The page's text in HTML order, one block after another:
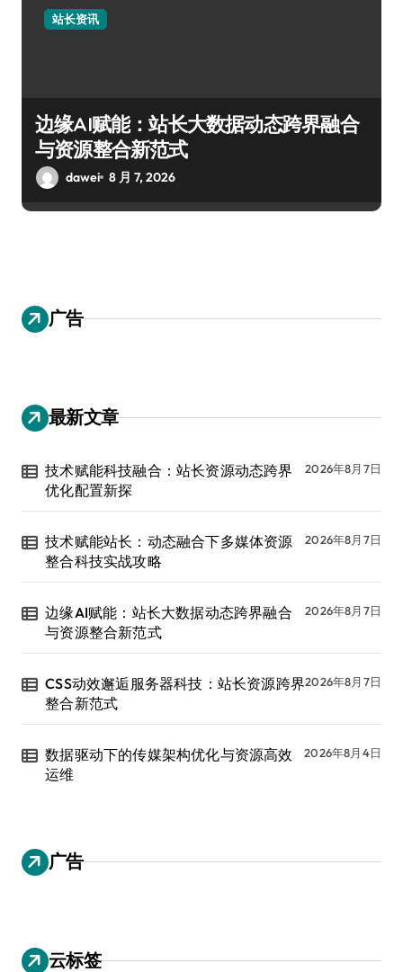
站长资讯
边缘AI赋能：站长大数据动态跨界融合
与资源整合新范式
dawei 8 月 7, 2026
广告
最新文章
技术赋能科技融合：站长资源动态跨界
优化配置新探
2026年8月7日
技术赋能站长：动态融合下多媒体资源
整合科技实战攻略
2026年8月7日
边缘AI赋能：站长大数据动态跨界融合
与资源整合新范式
2026年8月7日
CSS动效邂逅服务器科技：站长资源跨界
整合新范式
2026年8月7日
数据驱动下的传媒架构优化与资源高效
运维
2026年8月4日
广告
云标签